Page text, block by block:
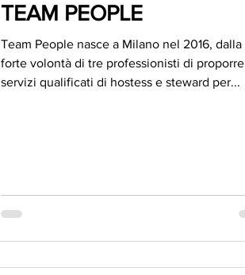
TEAM PEOPLE
Team People nasce a Milano nel 2016, dalla
forte volontà di tre professionisti di proporre
servizi qualificati di hostess e steward per...